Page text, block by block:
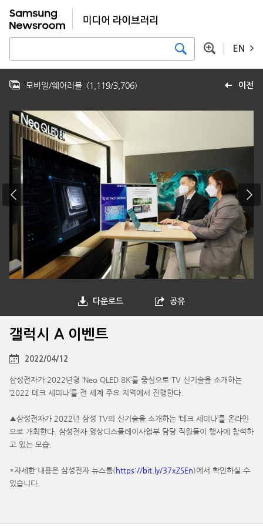
EN
이전
모바일/웨어러블 (1,119/3,706)
다운로드 공유
갤럭시 A 이벤트
2022/04/12
삼성전자가 2022년형 ‘Neo QLED 8K’를 중심으로 TV 신기술을 소개하는
‘2022 테크 세미나’를 전 세계 주요 지역에서 진행한다.
▲삼성전자가 2022년 삼성 TV의 신기술을 소개하는 ‘테크 세미나’를 온라인
으로 개최한다. 삼성전자 영상디스플레이사업부 담당 직원들이 행사에 참석하
고 있는 모습.
*자세한 내용은 삼성전자 뉴스룸(https://bit.ly/37xZSEn)에서 확인하실 수
있습니다.